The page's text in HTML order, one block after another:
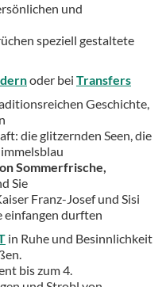
und
speziell gestaltete
oder bei Transfers
Geschichte,
die glitzernden Seen, die
Sommerfrische,
Sie
Franz-Josef und Sisi
einfangen durften
in Ruhe und Besinnlichkeit
bis zum 4.